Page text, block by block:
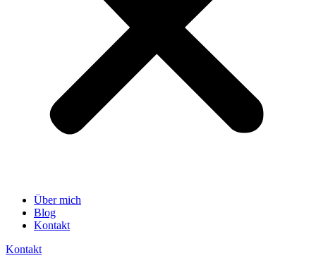
Über mich
Blog
Kontakt
Kontakt